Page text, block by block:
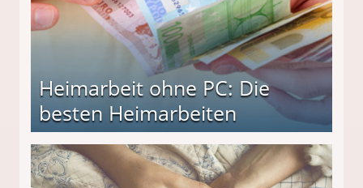
Heimarbeit ohne PC: Die
besten Heimarbeiten